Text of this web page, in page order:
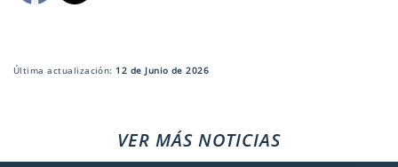
Última actualización: 12 de Junio de 2026
VER MÁS NOTICIAS